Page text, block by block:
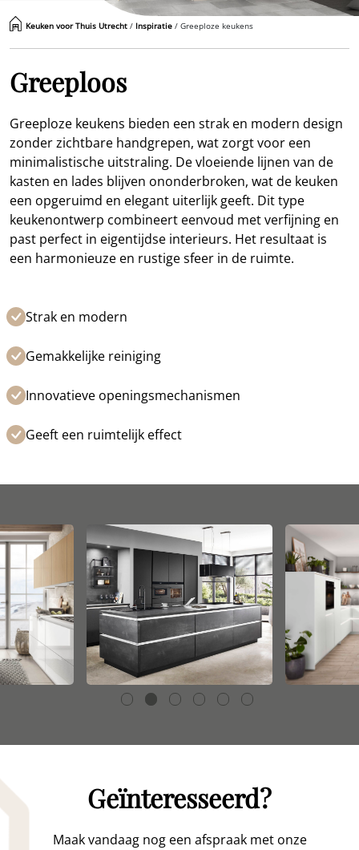
Keuken voor Thuis Utrecht / Inspiratie / Greeploze keukens
Greeploos
Greeploze keukens bieden een strak en modern design
zonder zichtbare handgrepen, wat zorgt voor een
minimalistische uitstraling. De vloeiende lijnen van de
kasten en lades blijven ononderbroken, wat de keuken
een opgeruimd en elegant uiterlijk geeft. Dit type
keukenontwerp combineert eenvoud met verfijning en
past perfect in eigentijdse interieurs. Het resultaat is
een harmonieuze en rustige sfeer in de ruimte.
Strak en modern
Gemakkelijke reiniging
Innovatieve openingsmechanismen
Geeft een ruimtelijk effect
Geïnteresseerd?
Maak vandaag nog een afspraak met onze